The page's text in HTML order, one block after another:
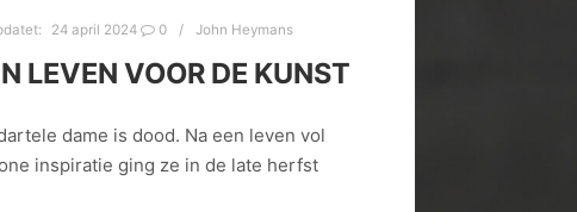
24 april 2024 0 John Heymans
LEVEN VOOR DE KUNST
dame is dood. Na een leven vol
inspiratie ging ze in de late herfst